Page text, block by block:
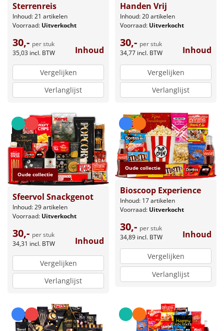
Sterrenreis
Inhoud: 21 artikelen
Voorraad: Uitverkocht
30,- per stuk
35,03 incl. BTW Inhoud
Vergelijken
Verlanglijst
Handen Vrij
Inhoud: 20 artikelen
Voorraad: Uitverkocht
30,- per stuk
34,77 incl. BTW Inhoud
Vergelijken
Verlanglijst
Oude collectie
Sfeervol Snackgenot
Inhoud: 29 artikelen
Voorraad: Uitverkocht
30,- per stuk
34,31 incl. BTW Inhoud
Vergelijken
Verlanglijst
Oude collectie
Bioscoop Experience
Inhoud: 17 artikelen
Voorraad: Uitverkocht
30,- per stuk
34,89 incl. BTW Inhoud
Vergelijken
Verlanglijst